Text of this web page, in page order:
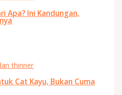
Apa? Ini Kandungan,
Cat Kayu, Bukan Cuma